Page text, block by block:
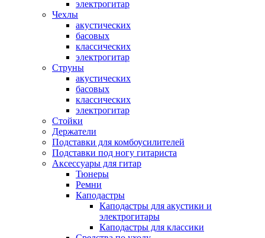
электрогитар
Чехлы
акустических
басовых
классических
электрогитар
Струны
акустических
басовых
классических
электрогитар
Стойки
Держатели
Подставки для комбоусилителей
Подставки под ногу гитариста
Аксессуары для гитар
Тюнеры
Ремни
Каподастры
Каподастры для акустики и
электрогитары
Каподастры для классики